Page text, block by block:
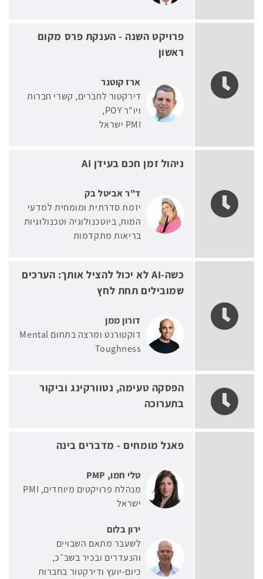
פרויקט השנה - הענקת פרס מקום
ראשון
ארז קוטנר
דירקטור לחברים, קשרי חברות
ויו"ר POY
PMI ישראל
ניהול זמן חכם בעידן AI
ד"ר אביטל בק
יזמת סדרתית ומומחית למדעי
המוח, ביוטכנולוגיה וטכנולוגיות
בריאות מתקדמות
כשה-AI לא יכול להציל אותך: הערכים
שמובילים תחת לחץ
דורון ממן
דוקטורנט ומרצה בתחום Mental
Toughness
הפסקה טעימה, נטוורקינג וביקור
בתערוכה
פאנל מומחים - מדברים בינה
טלי חמו, PMP
מנהלת פרויקטים מיוחדים PMI
ישראל
ירון בלום
לשעבר מתאם השבויים
והנעדרים ובכיר בשב״כ,
כיום-יועץ ודירקטור בחברות